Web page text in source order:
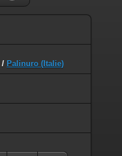
/ Palinuro (Italie)